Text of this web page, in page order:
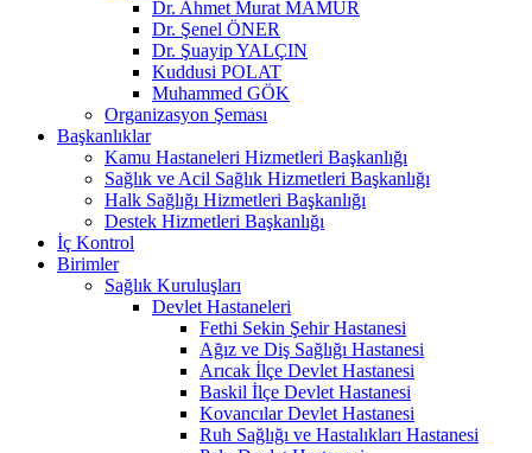
Dr. Ahmet Murat MAMUR
Dr. Şenel ÖNER
Dr. Şuayip YALÇIN
Kuddusi POLAT
Muhammed GÖK
Organizasyon Şeması
Başkanlıklar
Kamu Hastaneleri Hizmetleri Başkanlığı
Sağlık ve Acil Sağlık Hizmetleri Başkanlığı
Halk Sağlığı Hizmetleri Başkanlığı
Destek Hizmetleri Başkanlığı
İç Kontrol
Birimler
Sağlık Kuruluşları
Devlet Hastaneleri
Fethi Sekin Şehir Hastanesi
Ağız ve Diş Sağlığı Hastanesi
Arıcak İlçe Devlet Hastanesi
Baskil İlçe Devlet Hastanesi
Kovancılar Devlet Hastanesi
Ruh Sağlığı ve Hastalıkları Hastanesi